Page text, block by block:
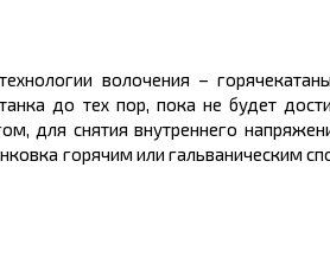
волочения –
до тех пор, пока не будет
для снятия внутреннего
горячим или гальваническим